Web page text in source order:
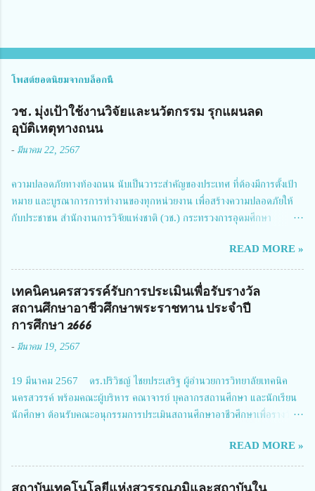
โพสต์ยอดนิยมจากบล็อกนี้
วช. มุ่งเป้าใช้งานวิจัยและนวัตกรรม รุกแผนลด
อุบัติเหตุทางถนน
- มีนาคม 22, 2567
ความปลอดภัยทางท้องถนน นับเป็นวาระสำคัญของประเทศ ที่ต้องมีการตั้งเป้า
หมาย และบูรณาการการทำงานของทุกหน่วยงาน เพื่อสร้างความปลอดภัยให้
กับประชาชน สำนักงานการวิจัยแห่งชาติ (วช.) กระทรวงการอุดมศึกษา
สมาคมวิศวกรรมชีวการแพทย์ไทย จัดการประชุมเผยแพร่ผลการดำเนินงาน
โครงการการวิจัยเชิงปฏิบัติการโดยบูรณาการทุกภาคส่วน เพื่อลดอุบัติเหตุและ
การเสียชีวิตให้สอดคล้องกับเป้าหมายแผนแม่บทฉบับที่ 5 ในวันที่ 22 มีนาคม
2567 โดยมี ดร.วิภารัตน์ ดีอ่อง ผู้อำนวยการสำนักงานการวิจัยแห่งชาติ เป็น
ประธานในพิธีเปิดพร้อมให้นโยบายการผลักดันงานวิจัยเพื่อความปลอดภัยทาง
การประชุมในครั้งนี้ นางสาวสตตกมล เกียรติพานิช ผู้อำนวยการกองบริหารทุน
Richmond Stylish Convention Hotel จังหวัดนนทบุรี ดร.วิภารัตน์ ดีอ่อง
ผู้อำนวยการสำนักงานการวิจัยแห่งชาติ กล่าวว่า วช. ในฐานะหน่วยงานบริหาร
จัดการทุนวิจัยและนวัตกรรมได้เล็งเห็นถึงความสำคัญของกา...
READ MORE »
เทคนิคนครสวรรค์รับการประเมินเพื่อรับรางวัล
สถานศึกษาอาชีวศึกษาพระราชทาน ประจำปี
การศึกษา 2666
- มีนาคม 19, 2567
19 มีนาคม 2567 ดร.ปริวิชญ์ ไชยประเสริฐ ผู้อำนวยการวิทยาลัยเทคนิค
นครสวรรค์ พร้อมคณะผู้บริหาร คณาจารย์ บุคลากรสถานศึกษา และนักเรียน
นักศึกษา ต้อนรับคณะอนุกรรมการประเมินสถานศึกษาอาชีวศึกษาเพื่อรางวัล
นายจักรภพ เนวะมาตย์ ผู้อำนวยการวิทยาลัยเทคนิคตาก ประธานคณะอนุกร
รมการฯ 1.นายวณิชา คณะใน ผู้ทรงคุณวุฒิ 2.นายภัทธาวุธ โพธา ผู้อำนวย
การวิทยาลัยสารพัดช่างกำแพงเพชร 3.นางสาวหัตถาภรณ์ เสาร์เรือน ผู้อำนวย
READ MORE »